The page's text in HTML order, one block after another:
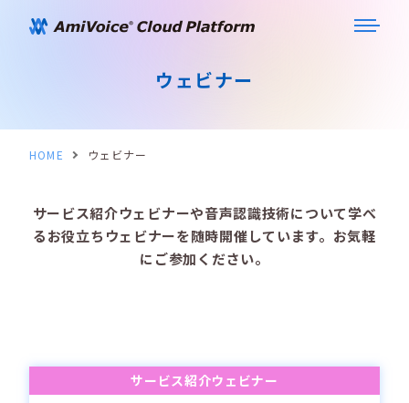
ウェビナー
HOME ウェビナー
サービス紹介ウェビナーや音声認識技術について学べ
るお役立ちウェビナーを随時開催しています。お気軽
にご参加ください。
サービス紹介ウェビナー